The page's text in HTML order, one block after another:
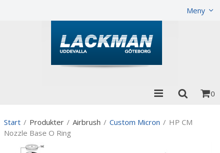
Meny
0
Start / Produkter / Airbrush / Custom Micron / HP CM
Nozzle Base O Ring